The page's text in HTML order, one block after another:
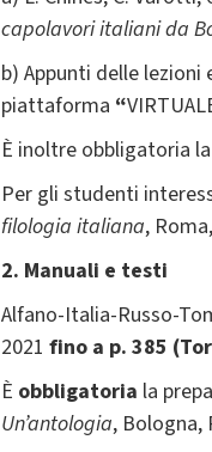
capolavori italiani da
b) Appunti delle
piattaforma “
È inoltre obbligatoria
Per gli studenti
filologia italiana,
2. Manuali e testi
Alfano-Italia-Russo-
2021 fino a p. 385
È obbligatoria la
Un’antologia, Bologna,